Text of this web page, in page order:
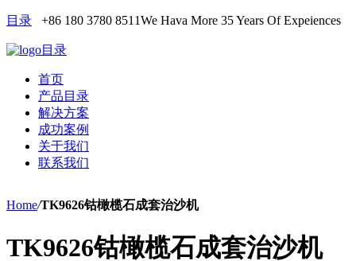
目录 +86 180 3780 8511We Hava More 35 Years Of Expeiences
目录
首页
产品目录
解决方案
成功案例
关于我们
联系我们
Home/TK9626钴橄榄石成套治沙机
TK9626钴橄榄石成套治沙机